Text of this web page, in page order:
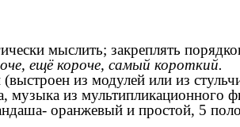
мыслить; закреплять
ещё короче, самый короткий.
(выстроен из модулей или из
музыка из мультипликационного
оранжевый и простой, 5